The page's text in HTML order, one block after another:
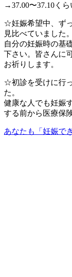
→37.00〜37.10くら
☆妊娠希望中、ず
見比べていました
自分の妊娠時の基
下さい。皆さんに
お祈りします。
☆初診を受けに行
た。
健康な人でも妊娠
する前から医療保
あなたも「妊娠で